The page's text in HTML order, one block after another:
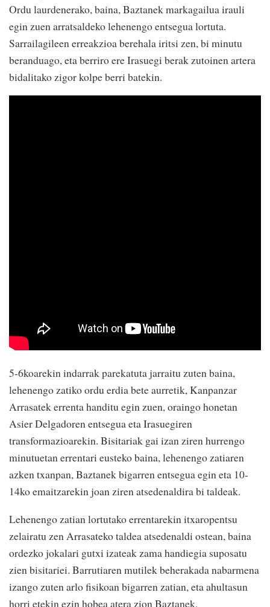
Ordu laurdenerako, baina, Baztanek markagailua irauli
egin zuen arratsaldeko lehenengo entsegua lortuta.
Sarrailagileen erreakzioa berehala iritsi zen, bi minutu
beranduago, eta berriro ere Irasuegi berak zutoinen artera
bidalitako zigor kolpe berri batekin.
5-6koarekin indarrak parekatuta jarraitu zuten baina,
lehenengo zatiko ordu erdia bete aurretik, Kanpanzar
Arrasatek errenta handitu egin zuen, oraingo honetan
Asier Delgadoren entsegua eta Irasuegiren
transformazioarekin. Bisitariak gai izan ziren hurrengo
minutuetan errentari eusteko baina, lehenengo zatiaren
azken txanpan, Baztanek bigarren entsegua egin eta 10-
14ko emaitzarekin joan ziren atsedenaldira bi taldeak.
Lehenengo zatian lortutako errentarekin itxaropentsu
zelairatu zen Arrasateko taldea atsedenaldi ostean, baina
ordezko jokalari gutxi izateak zama handiegia suposatu
zien bisitariei. Barrutiaren mutilek beherakada nabarmena
izango zuten arlo fisikoan bigarren zatian, eta ahultasun
horri etekin ezin hobea atera zion Baztanek.